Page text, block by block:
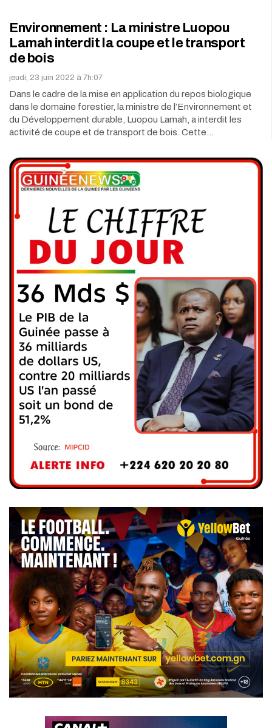
Environnement : La ministre Luopou
Lamah interdit la coupe et le transport
de bois
jeudi, 23 juin 2022 à 7h:07
Dans le cadre de la mise en application du repos biologique
dans le domaine forestier, la ministre de l’Environnement et
du Développement durable, Luopou Lamah, a interdit les
activité de coupe et de transport de bois. Cette…